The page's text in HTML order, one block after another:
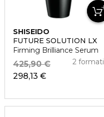
SHISEIDO
FUTURE SOLUTION LX
Firming Brilliance Serum
298,13 €
425,90 € 2 formati